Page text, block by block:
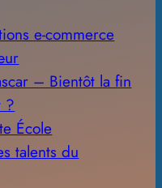
e-commerce
– Bientôt la fin
?
École
talents du